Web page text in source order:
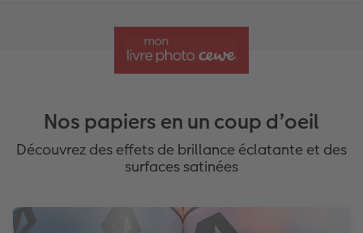
Nos papiers en un coup d’oeil
Découvrez des effets de brillance éclatante et des
surfaces satinées